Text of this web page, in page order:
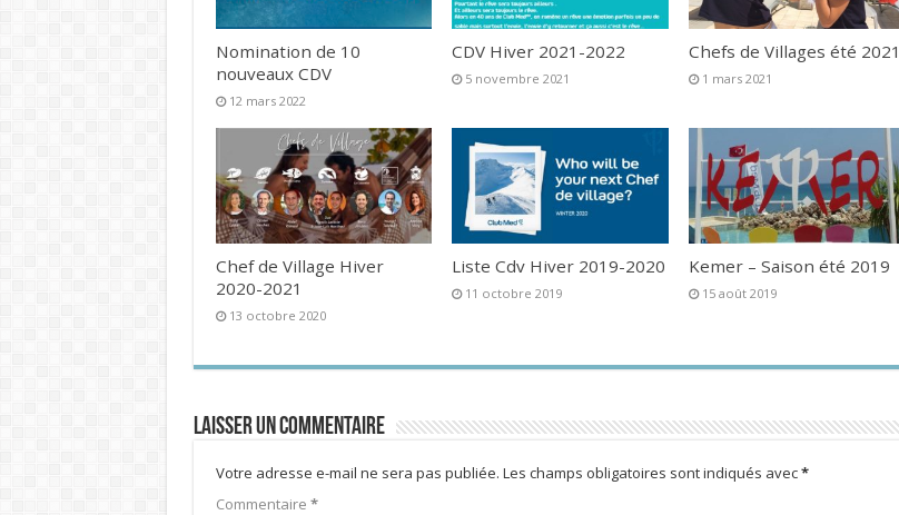
Nomination de 10
nouveaux CDV
12 mars 2022
CDV Hiver 2021-2022
5 novembre 2021
Chefs de Villages été 2021
1 mars 2021
Chef de Village Hiver
2020-2021
13 octobre 2020
Liste Cdv Hiver 2019-2020
11 octobre 2019
Kemer – Saison été 2019
15 août 2019
Laisser un commentaire
Votre adresse e-mail ne sera pas publiée. Les champs obligatoires sont indiqués avec*
Commentaire *